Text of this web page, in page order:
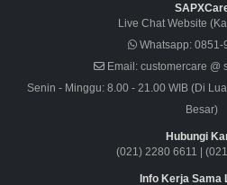
Live Chat Website
Whatsapp:0851-
Email: customercare @
Senin - Minggu: 8.00 - 21.00 WIB (Di
Besar)
Hubungi
(021) 2280 6611 |
Info Kerja Sama